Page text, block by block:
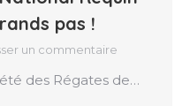
pas !
un commentaire
des Régates de…